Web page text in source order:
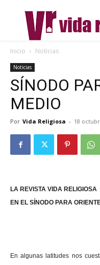
Inicio Noticias
Noticias
SÍNODO
MEDIO
Por Vida Religiosa - 18
LA REVISTA VIDA RELIGIOSA
EN EL SÍNODO PARA
En algunas latitudes nos